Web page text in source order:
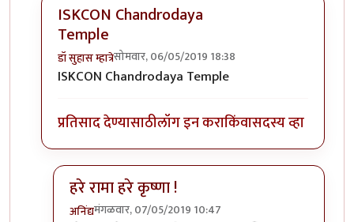
ISKCON Chandrodaya
Temple
डॉ सुहास म्हात्रेसोमवार, 06/05/2019 18:38
In reply toआता हा ओळखाbyअनिंद्य
ISKCON Chandrodaya Temple
प्रतिसाद देण्यासाठीलॉग इन कराकिंवासदस्य व्हा
हरे रामा हरे कृष्णा !
अनिंद्यमंगळवार, 07/05/2019 10:47